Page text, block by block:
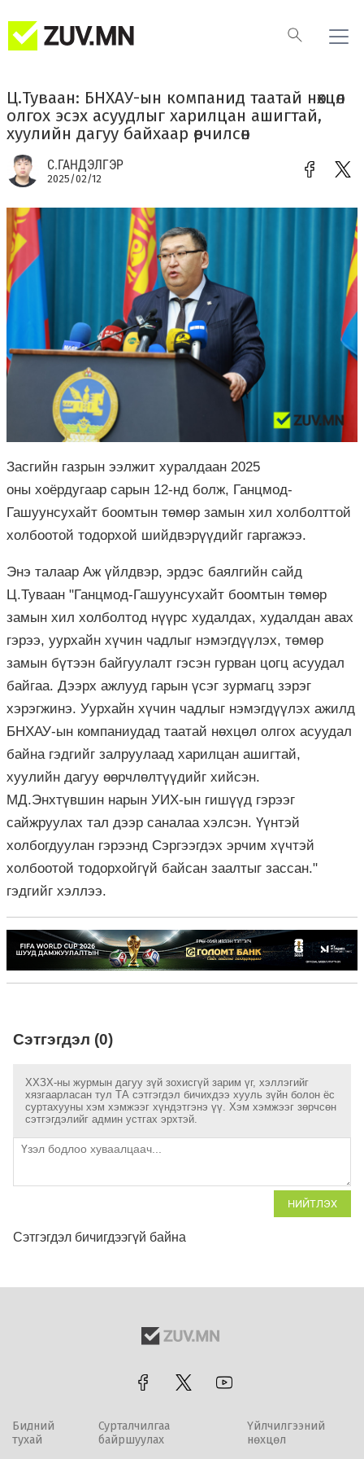
Ц.Туваан: БНХАУ-ын компанид таатай нөхцөл
олгох эсэх асуудлыг харилцан ашигтай,
хуулийн дагуу байхаар өөрчилсөн
С.ГАНДЭЛГЭР
2025/02/12
Засгийн газрын ээлжит хуралдаан 2025
оны хоёрдугаар сарын 12-нд болж, Ганцмод-
Гашуунсухайт боомтын төмөр замын хил холболттой
холбоотой тодорхой шийдвэрүүдийг гаргажээ.
Энэ талаар Аж үйлдвэр, эрдэс баялгийн сайд
Ц.Туваан "Ганцмод-Гашуунсухайт боомтын төмөр
замын хил холболтод нүүрс худалдах, худалдан авах
гэрээ, уурхайн хүчин чадлыг нэмэгдүүлэх, төмөр
замын бүтээн байгуулалт гэсэн гурван цогц асуудал
байгаа. Дээрх ажлууд гарын үсэг зурмагц зэрэг
хэрэгжинэ. Уурхайн хүчин чадлыг нэмэгдүүлэх ажилд
БНХАУ-ын компаниудад таатай нөхцөл олгох асуудал
байна гэдгийг залруулаад харилцан ашигтай,
хуулийн дагуу өөрчлөлтүүдийг хийсэн.
МД.Энхтүвшин нарын УИХ-ын гишүүд гэрээг
сайжруулах тал дээр саналаа хэлсэн. Үүнтэй
холбогдуулан гэрээнд Сэргээгдэх эрчим хүчтэй
холбоотой тодорхойгүй байсан заалтыг зассан."
гэдгийг хэллээ.
Сэтгэгдэл (0)
ХХЗХ-ны журмын дагуу зүй зохисгүй зарим үг, хэллэгийг
хязгаарласан тул ТА сэтгэгдэл бичихдээ хууль зүйн болон ёс
суртахууны хэм хэмжээг хүндэтгэнэ үү. Хэм хэмжээг зөрчсөн
сэтгэгдэлийг админ устгах эрхтэй.
НИЙТЛЭХ
Сэтгэгдэл бичигдээгүй байна
Бидний
тухай
Сурталчилгаа
байршуулах
Үйлчилгээний
нөхцөл